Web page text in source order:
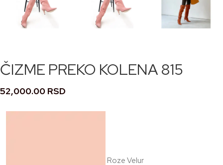
ČIZME PREKO KOLENA 815
52,000.00 RSD
Roze Velur